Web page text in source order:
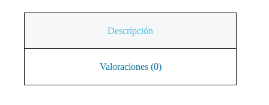
Descripción
Valoraciones (0)